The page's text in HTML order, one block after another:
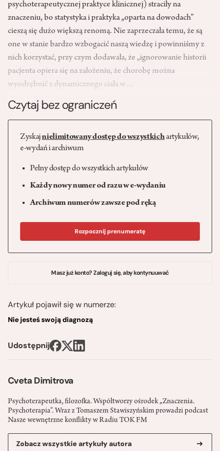
Cveta Dimitrova
Psychoterapeutka, filozofka. Współtworzy ośrodek „Znaczenia.
Psychoterapia”. Wraz z Tomaszem Stawiszyńskim prowadzi podcast
Nasze wewnętrzne konflikty w Radiu TOK FM
Zobacz wszystkie artykuły autora
psychoterapeutycznej praktyce klinicznej) straciły na
znaczeniu, bo statystyka i praktyka „oparta na dowodach”
cieszą się dużo większą renomą. Nie zaprzeczała temu, że są
one w stanie bardzo wzbogacić naszą wiedzę i powinniśmy z
nich korzystać, przy czym dodawała, że „ignorowanie historii
pacjenta opiera się na założeniu, że chorobę można
wyodrębnić z dynamicznego ciała w…
Czytaj bez ograniczeń
Zyskajnielimitowany dostęp do wszystkichartykułów,
e-wydań i archiwum
Pełny dostęp do wszystkich artykułów
Każdy nowy numer od razu w e-wydaniu
Archiwum numerów zawsze pod ręką
Rozpocznij prenumeratę
Masz już konto? Zaloguj się, aby kontynuuwać
Artykuł pojawił się w numerze:
Nie jesteś swoją diagnozą
Udostępnij